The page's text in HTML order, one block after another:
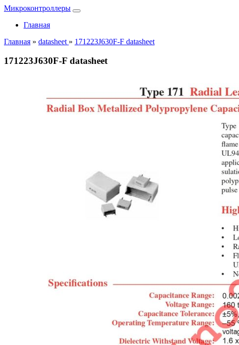
Микроконтроллеры
Главная
Главная » datasheet » 171223J630F-F datasheet
171223J630F-F datasheet